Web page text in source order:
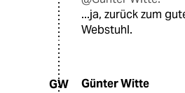
...ja, zurück zum
Webstuhl.
GW Günter Witte